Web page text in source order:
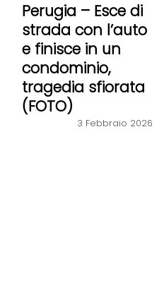
Perugia – Esce di
strada con l’auto
e finisce in un
condominio,
tragedia sfiorata
(FOTO)
3 Febbraio 2026